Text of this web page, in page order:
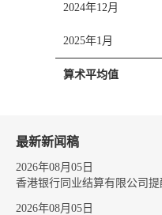
2024年12月
2025年1月
算术平均值
最新新闻稿
2026年08月05日
香港银行同业结算有限公司
2026年08月05日